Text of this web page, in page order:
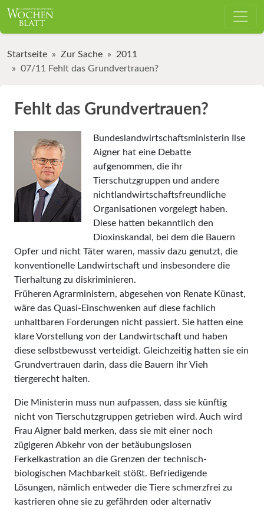
Startseite Zur Sache
2011
07/11 Fehlt das Grundvertrauen?
Fehlt das Grundvertrauen?
Bundeslandwirtschaftsminis­terin Ilse
Aigner hat eine Debatte
aufgenommen, die ihr
Tierschutzgruppen und andere
nichtlandwirtschaftsfreundliche
Organisationen vorgelegt haben.
Diese hatten bekanntlich den
Dioxinskandal, bei dem die Bauern
Opfer und nicht Täter waren, massiv dazu genutzt, die
konventionelle Landwirtschaft und insbesondere die
Tierhaltung zu diskriminieren.
Früheren Agrarministern, abgesehen von Renate Künast,
wäre das Quasi-Einschwenken auf diese fachlich
unhaltbaren Forderungen nicht passiert. Sie hatten eine
klare Vorstellung von der Landwirtschaft und haben
diese selbstbewusst verteidigt. Gleichzeitig hatten sie ein
Grundvertrauen darin, dass die Bauern ihr Vieh
tiergerecht halten.
Die Ministerin muss nun aufpassen, dass sie künftig
nicht von Tierschutzgruppen getrieben wird. Auch wird
Frau Aigner bald merken, dass sie mit einer noch
zügigeren Abkehr von der betäubungslosen
Ferkelkastration an die Grenzen der technisch-
biologischen Machbarkeit stößt. Befriedigende
Lösungen, nämlich entweder die Tiere schmerzfrei zu
kastrieren ohne sie zu gefährden oder alternativ